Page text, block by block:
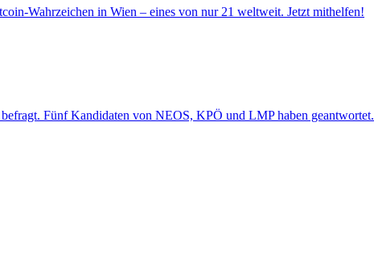
Wahrzeichen in Wien – eines von nur 21 weltweit. Jetzt mithelfen!
Fünf Kandidaten von NEOS, KPÖ und LMP haben geantwortet.